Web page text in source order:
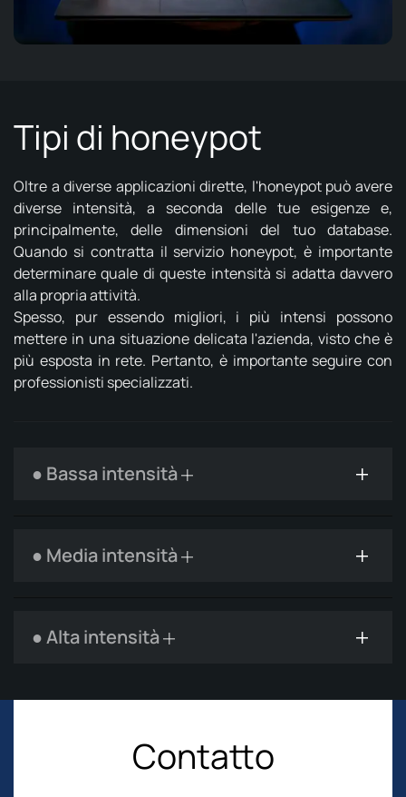
Tipi di honeypot
Oltre a diverse applicazioni dirette, l'honeypot può avere
diverse intensità, a seconda delle tue esigenze e,
principalmente, delle dimensioni del tuo database.
Quando si contratta il servizio honeypot, è importante
determinare quale di queste intensità si adatta davvero
alla propria attività.
Spesso, pur essendo migliori, i più intensi possono
mettere in una situazione delicata l'azienda, visto che è
più esposta in rete. Pertanto, è importante seguire con
professionisti specializzati.
● Bassa intensità
● Media intensità
● Alta intensità
Contatto